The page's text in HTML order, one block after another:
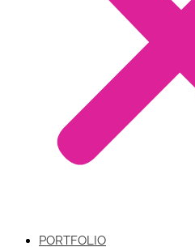
PORTFOLIO